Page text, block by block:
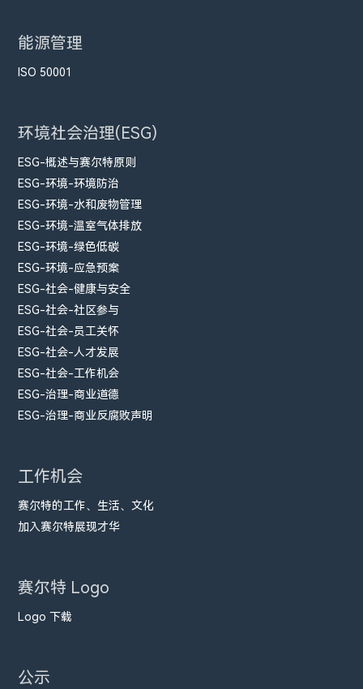
能源管理
ISO 50001
环境社会治理(ESG)
ESG-概述与赛尔特原则
ESG-环境-环境防治
ESG-环境-水和废物管理
ESG-环境-温室气体排放
ESG-环境-绿色低碳
ESG-环境-应急预案
ESG-社会-健康与安全
ESG-社会-社区参与
ESG-社会-员工关怀
ESG-社会-人才发展
ESG-社会-工作机会
ESG-治理-商业道德
ESG-治理-商业反腐败声明
工作机会
赛尔特的工作、生活、文化
加入赛尔特展现才华
赛尔特 Logo
Logo 下载
公示